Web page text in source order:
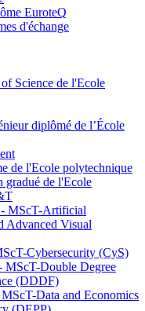
EuroteQ
d'échange
Science de l'Ecole
diplômé de l’École
de l'Ecole polytechnique
gradué de l'Ecole
MScT-Artificial
Advanced Visual
Cybersecurity (CyS)
Double Degree
(DDDF)
Data and Economics